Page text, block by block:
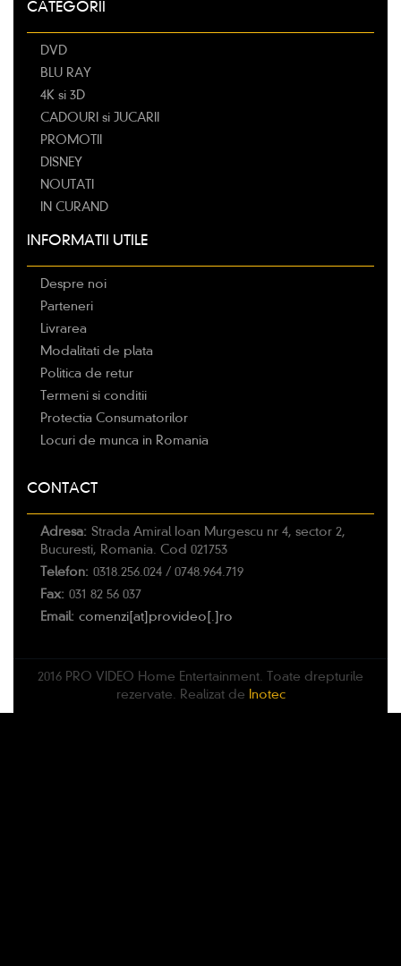
CATEGORII
DVD
BLU RAY
4K si 3D
CADOURI si JUCARII
PROMOTII
DISNEY
NOUTATI
IN CURAND
INFORMATII UTILE
Despre noi
Parteneri
Livrarea
Modalitati de plata
Politica de retur
Termeni si conditii
Protectia Consumatorilor
Locuri de munca in Romania
CONTACT
Adresa: Strada Amiral Ioan Murgescu nr 4, sector 2,
Bucuresti, Romania. Cod 021753
Telefon: 0318.256.024 / 0748.964.719
Fax: 031 82 56 037
Email: comenzi[at]provideo[.]ro
2016 PRO VIDEO Home Entertainment. Toate drepturile
rezervate. Realizat de Inotec